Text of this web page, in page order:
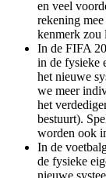
en veel
rekening
kenmerk zou
In de FIFA
in de fysieke
het nieuwe
we meer
het
bestuurt).
worden ook
In de
de fysieke
nieuwe